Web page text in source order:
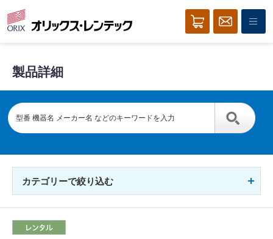
製品詳細
カテゴリーで絞り込む